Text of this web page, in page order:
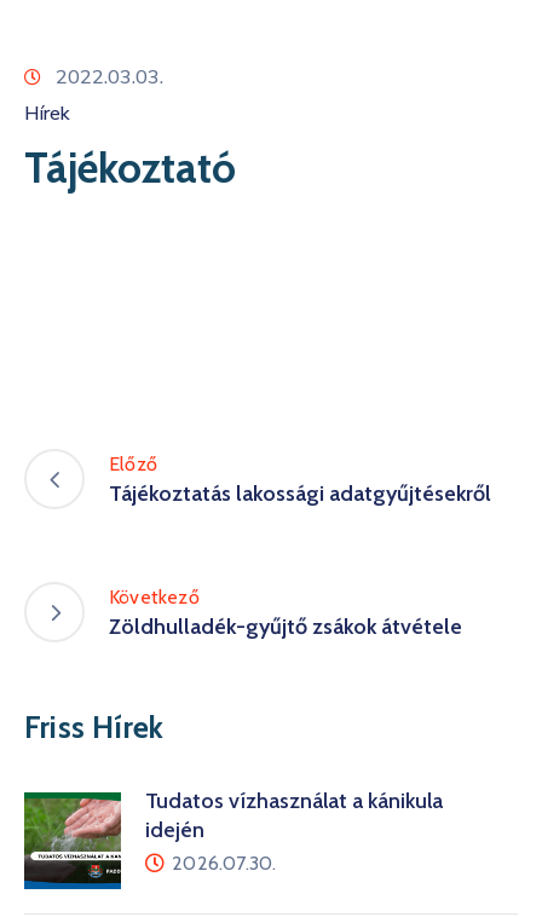
2022.03.03.
Hírek
Tájékoztató
Előző
Tájékoztatás lakossági adatgyűjtésekről
Következő
Zöldhulladék-gyűjtő zsákok átvétele
Friss Hírek
Tudatos vízhasználat a kánikula
idején
2026.07.30.